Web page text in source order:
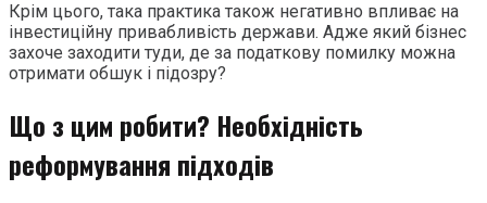
Крім цього, така практика також негативно впливає на
інвестиційну привабливість держави. Адже який бізнес
захоче заходити туди, де за податкову помилку можна
отримати обшук і підозру?
Що з цим робити? Необхідність
реформування підходів